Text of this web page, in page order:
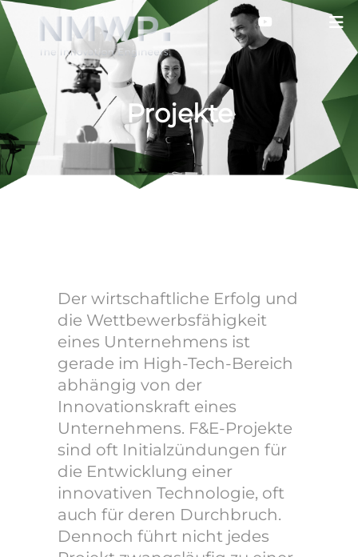
Projekte
Der wirtschaftliche Erfolg und
die Wettbewerbsfähigkeit
eines Unternehmens ist
gerade im High-Tech-Bereich
abhängig von der
Innovationskraft eines
Unternehmens. F&E-Projekte
sind oft Initialzündungen für
die Entwicklung einer
innovativen Technologie, oft
auch für deren Durchbruch.
Dennoch führt nicht jedes